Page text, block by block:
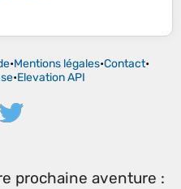
•Mentions légales•Contact•
•Elevation API
prochaine aventure :